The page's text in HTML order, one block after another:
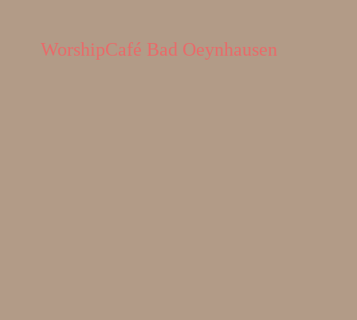
WorshipCafé Bad Oeynhausen